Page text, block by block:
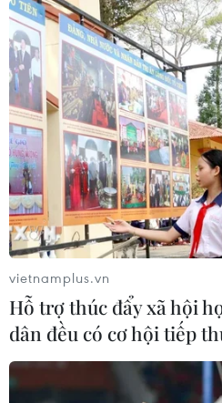
vietnamplus.vn
Hỗ trợ thúc đẩy xã hội
dân đều có cơ hội tiếp